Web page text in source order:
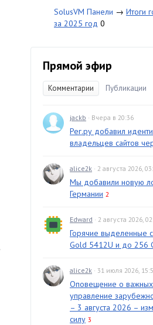
SolusVM Панели → Итоги
за 2025 год 0
Прямой эфир
Комментарии Публикации
jackb · Вчера в 20:36
Рег.ру добавил
владельцев сайтов
alice2k · 2 августа 2026,
Мы добавили новую
Германии 2
Edward · 2 августа 2026,
Горячие выделенные
Gold 5412U и до 256
alice2k · 31 июля 2026,
Оповещение о важных
управление
– 3 августа 2026 –
силу 3